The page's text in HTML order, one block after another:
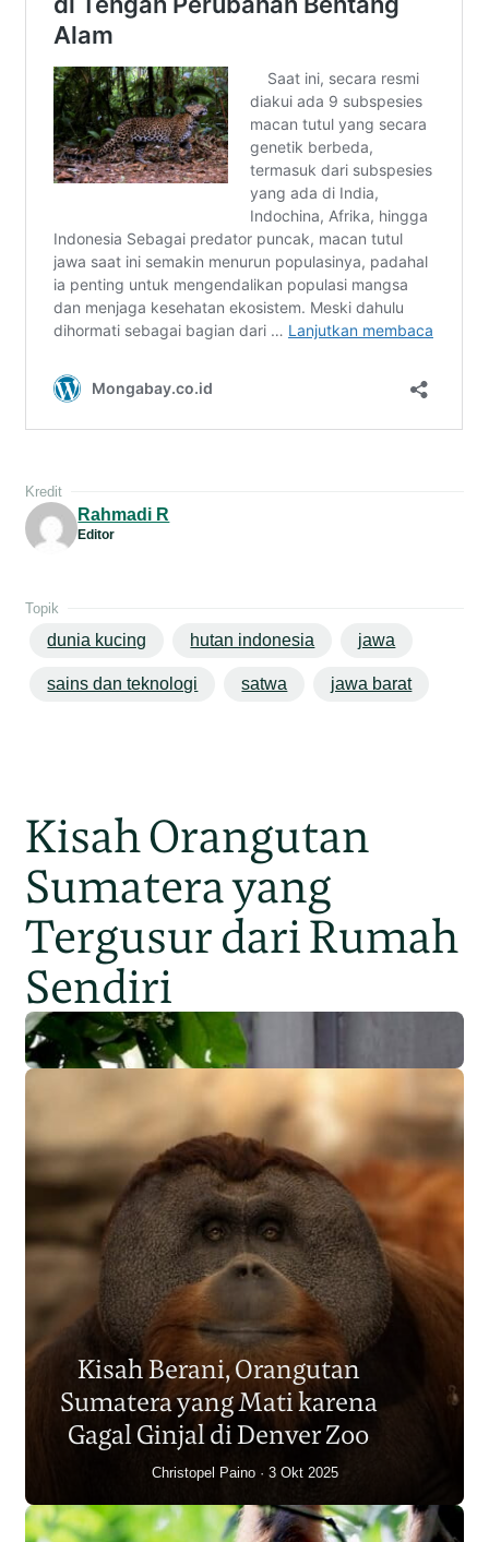
Kredit
Rahmadi R
Editor
Topik
dunia kucing hutan indonesia jawa
sains dan teknologi satwa jawa barat
Kisah Orangutan
Sumatera yang
Tergusur dari Rumah
Sendiri
Populasi Orangutan
Sumatera Berkurang 2.700
Individu dalam Satu Dekade?
Junaidi Hanafiah 14 Jul 2026
Kisah Berani, Orangutan
Sumatera yang Mati karena
Gagal Ginjal di Denver Zoo
Christopel Paino 3 Okt 2025